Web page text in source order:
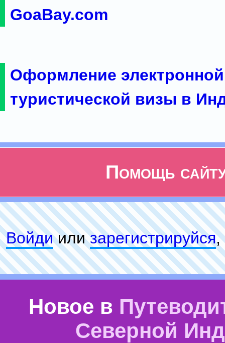
GoaBay.com
Оформление электронной
туристической визы в
Помощь
Войдиилизарeгиcтpируйся,
Новое в
Северной